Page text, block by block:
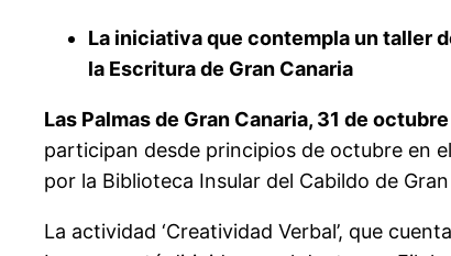
La iniciativa que contempla un taller
la Escritura de Gran Canaria
Las Palmas de Gran Canaria, 31 de
participan desde principios de octubre en
por la Biblioteca Insular del Cabildo de
La actividad ‘Creatividad Verbal’, que